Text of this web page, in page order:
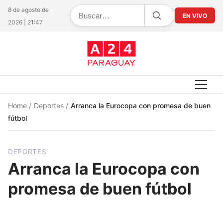
8 de agosto de
2026 | 21:47
EN VIVO
Home / Deportes / Arranca la Eurocopa con promesa de buen
fútbol
DEPORTES
Arranca la Eurocopa con
promesa de buen fútbol